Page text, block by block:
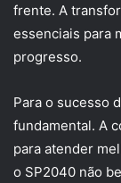
frente. A
essenciais para
progresso.
Para o sucesso
fundamental. A
para atender
o SP2040 não